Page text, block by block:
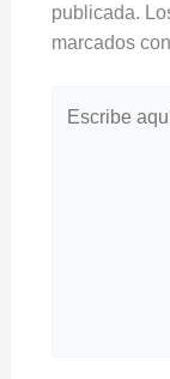
publicada.
marcados con
aquí...